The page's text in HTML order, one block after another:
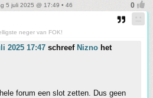
5 juli 2025 @ 17:49 • 46
neger van FOK!
2025 17:47 schreef Nizno het
forum een slot zetten. Dus geen